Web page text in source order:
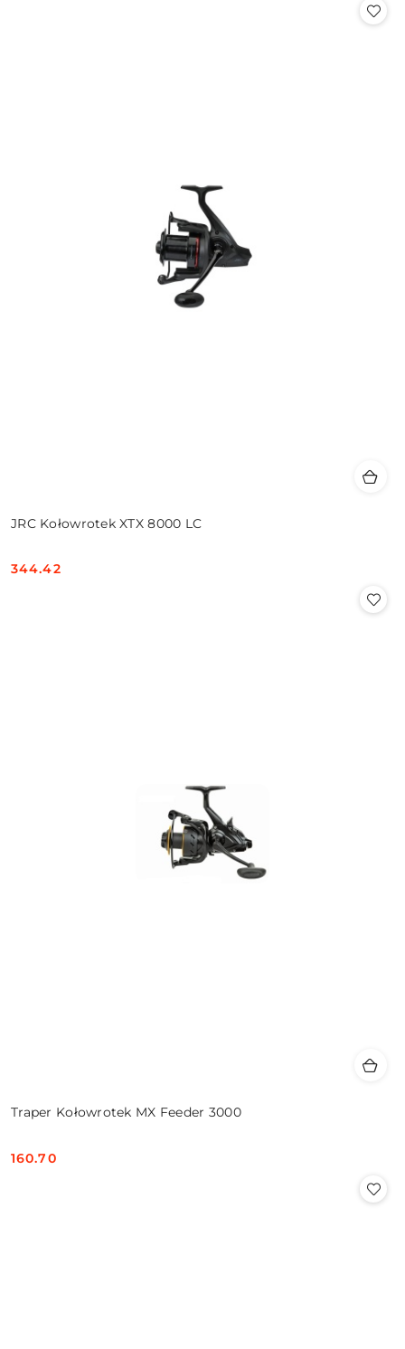
JRC Kołowrotek XTX 8000 LC
Cena:
344.42
Traper Kołowrotek MX Feeder 3000
Cena:
160.70